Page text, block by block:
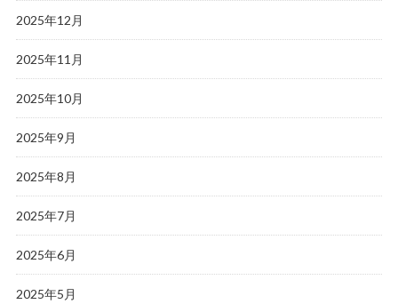
2025年12月
2025年11月
2025年10月
2025年9月
2025年8月
2025年7月
2025年6月
2025年5月